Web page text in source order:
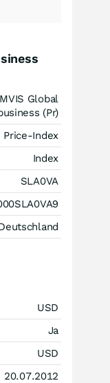
MVIS Global
(Pr)
Price-Index
Index
SLA0VA
USD
Ja
USD
20.07.2012